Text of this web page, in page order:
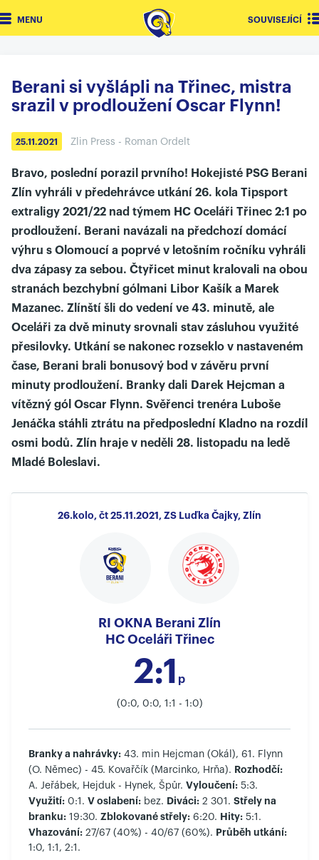
MENU SOUVISEJÍCÍ
Berani si vyšlápli na Třinec, mistra
srazil v prodloužení Oscar Flynn!
25.11.2021 Zlin Press - Roman Ordelt
Bravo, poslední porazil prvního! Hokejisté PSG Berani
Zlín vyhráli v předehrávce utkání 26. kola Tipsport
extraligy 2021/22 nad týmem HC Oceláři Třinec 2:1 po
prodloužení. Berani navázali na předchozí domácí
výhru s Olomoucí a poprvé v letošním ročníku vyhráli
dva zápasy za sebou. Čtyřicet minut kralovali na obou
stranách bezchybní gólmani Libor Kašík a Marek
Mazanec. Zlínští šli do vedení ve 43. minutě, ale
Oceláři za dvě minuty srovnali stav zásluhou využité
přesilovky. Utkání se nakonec rozseklo v nastaveném
čase, Berani brali bonusový bod v závěru první
minuty prodloužení. Branky dali Darek Hejcman a
vítězný gól Oscar Flynn. Svěřenci trenéra Luboše
Jenáčka stáhli ztrátu na předposlední Kladno na rozdíl
osmi bodů. Zlín hraje v neděli 28. listopadu na ledě
Mladé Boleslavi.
26.kolo, čt 25.11.2021, ZS Luďka Čajky, Zlín
RI OKNA Berani Zlín
HC Oceláři Třinec
2:1 p
(0:0, 0:0, 1:1 - 1:0)
Branky a nahrávky: 43. min Hejcman (Okál), 61. Flynn
(O. Němec) - 45. Kovařčík (Marcinko, Hrňa). Rozhodčí:
A. Jeřábek, Hejduk - Hynek, Špůr. Vyloučení: 5:3.
Využití: 0:1. V oslabení: bez. Diváci: 2 301. Střely na
branku: 19:30. Zblokované střely: 6:20. Hity: 5:1.
Vhazování: 27/67 (40%) - 40/67 (60%). Průběh utkání:
1:0, 1:1, 2:1.